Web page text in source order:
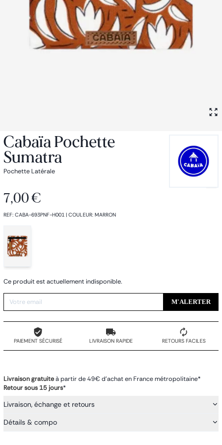
Porte monnaie
Bagagerie
Sac de voyage
Cabaïa Pochette
Sumatra
Pochette Latérale
7,00 €
REF: CABA-693PNF-H001 | COULEUR: MARRON
Ce produit est actuellement indisponible.
M'ALERTER
PAIEMENT SÉCURISÉ LIVRAISON RAPIDE RETOURS FACILES
Livraison gratuiteà partir de 49€ d'achat en France métropolitaine*
Retour sous 15 jours*
Livraison, échange et retours
Détails & compo